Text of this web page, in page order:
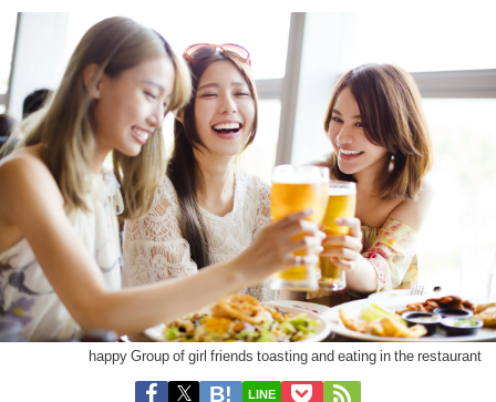
happy Group of girl friends toasting and eating in the restaurant
LINE